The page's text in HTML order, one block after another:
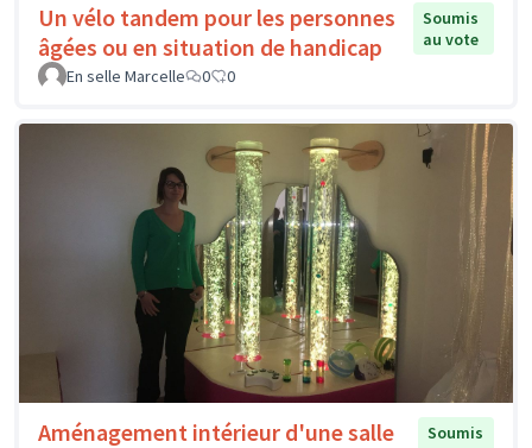
Un vélo tandem pour les personnes
âgées ou en situation de handicap
Soumis
au vote
En selle Marcelle
0 0
Aménagement intérieur d'une salle
Soumis